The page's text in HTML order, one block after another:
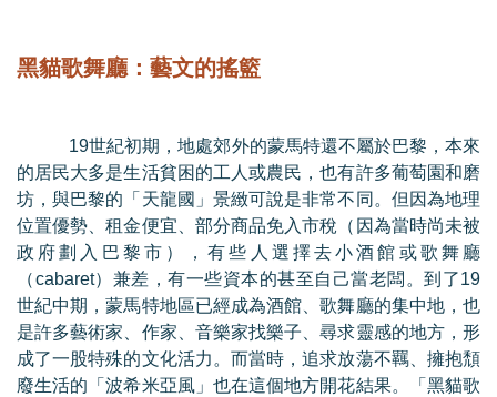
黑貓歌舞廳：藝文的搖籃
19世紀初期，地處郊外的蒙馬特還不屬於巴黎，本來
的居民大多是生活貧困的工人或農民，也有許多葡萄園和磨
坊，與巴黎的「天龍國」景緻可說是非常不同。但因為地理
位置優勢、租金便宜、部分商品免入市稅（因為當時尚未被
政府劃入巴黎市），有些人選擇去小酒館或歌舞廳
（cabaret） 兼差，有一些資本的甚至自己當老闆。到了19
世紀中期，蒙馬特地區已經成為酒館、歌舞廳的集中地，也
是許多藝術家、作家、音樂家找樂子、尋求靈感的地方，形
成了一股特殊的文化活力。而當時，追求放蕩不羈、擁抱頹
廢生活的「波希米亞風」也在這個地方開花結果。「黑貓歌